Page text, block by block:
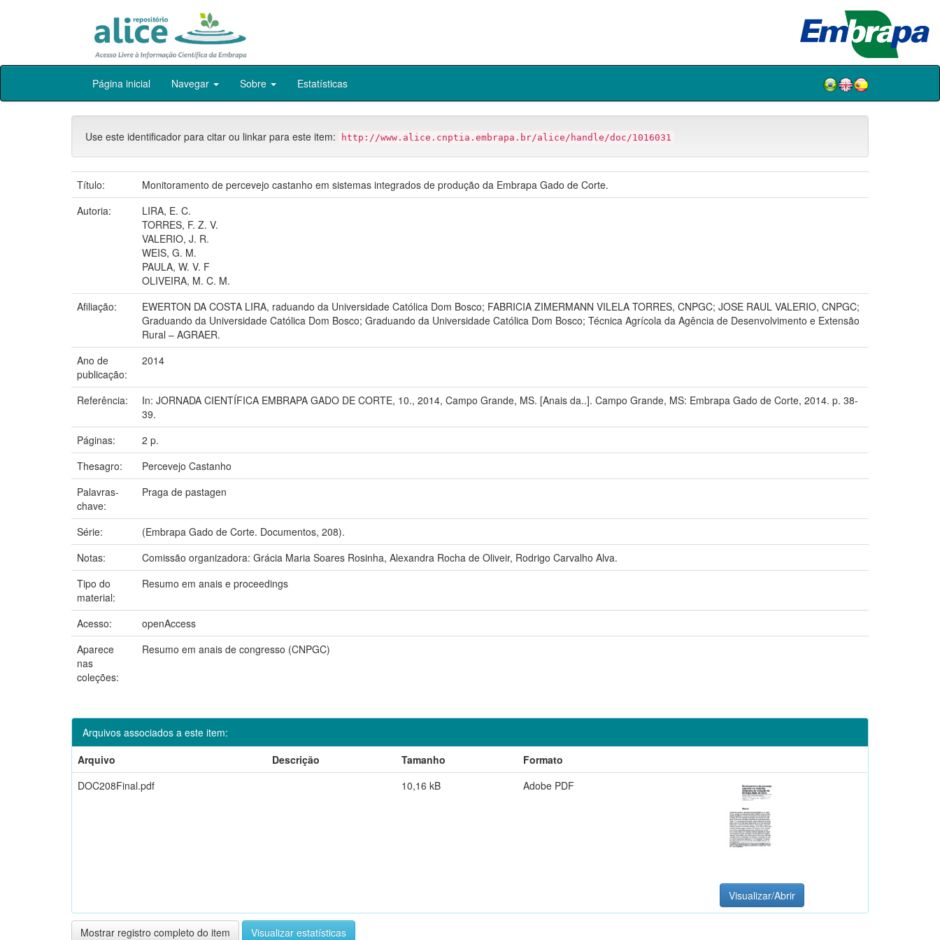
Skip
Página inicial Navegar Sobre Estatísticas
Use este identificador para citar ou linkar para este item: http://www.alice.cnptia.embrapa.br/alice/handle/doc/1016031
Título:
Monitoramento de percevejo castanho em sistemas integrados de produção da Embrapa Gado de Corte.
Autoria:
LIRA, E. C.
TORRES, F. Z. V.
VALERIO, J. R.
WEIS, G. M.
PAULA, W. V. F
OLIVEIRA, M. C. M.
Afiliação:
EWERTON DA COSTA LIRA, raduando da Universidade Católica Dom Bosco; FABRICIA ZIMERMANN VILELA TORRES, CNPGC; JOSE RAUL VALERIO, CNPGC;
Graduando da Universidade Católica Dom Bosco; Graduando da Universidade Católica Dom Bosco; Técnica Agrícola da Agência de Desenvolvimento e Extensão
Rural – AGRAER.
Ano de
publicação:
2014
Referência:
In: JORNADA CIENTÍFICA EMBRAPA GADO DE CORTE, 10., 2014, Campo Grande, MS. [Anais da..]. Campo Grande, MS: Embrapa Gado de Corte, 2014. p. 38-
39.
Páginas:
2 p.
Thesagro:
Percevejo Castanho
Palavras-
chave:
Praga de pastagen
Série:
(Embrapa Gado de Corte. Documentos, 208).
Notas:
Comissão organizadora: Grácia Maria Soares Rosinha, Alexandra Rocha de Oliveir, Rodrigo Carvalho Alva.
Tipo do
material:
Resumo em anais e proceedings
Acesso:
openAccess
Aparece
nas
coleções:
Resumo em anais de congresso (CNPGC)
Arquivos associados a este item:
Arquivo
Descrição Tamanho
Formato
DOC208Final.pdf
10,16 kB Adobe PDF
Visualizar/Abrir
Mostrar registro completo do item Visualizar estatísticas